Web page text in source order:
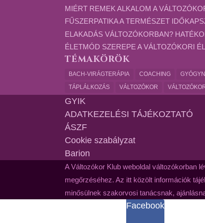
MIÉRT REMEK ALKALOM A
FŰSZERPATIKA A TERMÉSZET
ELAKADÁS VÁLTOZÓKORBAN?
ÉLETMÓD SZEREPE A VÁLTOZÓKORI
TÉMAKÖRÖK
BACH-VIRÁGTERÁPIA COACHING
TÁPLÁLKOZÁS
VÁLTOZÓKOR
GYIK
ADATKEZELÉSI TÁJÉKOZTATÓ
ÁSZF
Cookie szabályzat
Barion
A Változókor Klub weboldal változókorban
megőrzéséhez. Az itt közölt információk
minősülnek szakorvosi tanácsnak,
Facebook